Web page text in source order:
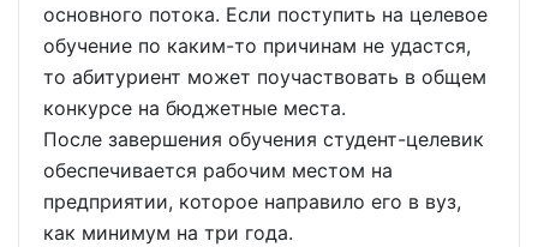
основного потока. Если поступить на целевое
обучение по каким-то причинам не удастся,
то абитуриент может поучаствовать в общем
конкурсе на бюджетные места.
После завершения обучения студент-целевик
обеспечивается рабочим местом на
предприятии, которое направило его в вуз,
как минимум на три года.